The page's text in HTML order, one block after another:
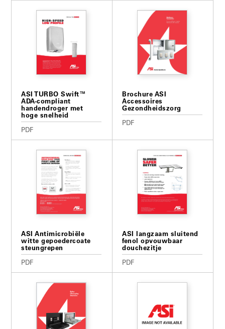
ASI TURBO Swift™
ADA-compliant
handendroger met
hoge snelheid
PDF
Brochure ASI
Accessoires
Gezondheidszorg
PDF
ASI Antimicrobiële
witte gepoedercoate
steungrepen
PDF
ASI langzaam sluitend
fenol opvouwbaar
douchezitje
PDF